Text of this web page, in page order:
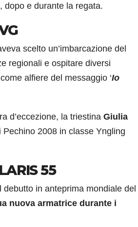
dopo e durante la regata.
scelto un’imbarcazione del
regionali e ospitare diversi
alfiere del messaggio ‘Io
d’eccezione, la triestina Giulia
2008 in classe Yngling
55
in anteprima mondiale del
nuova armatrice durante i